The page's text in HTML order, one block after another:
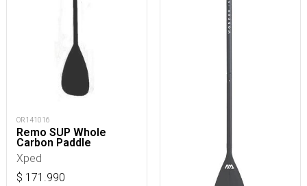
OR141016
Remo SUP Whole
Carbon Paddle
Xped
$ 171.990